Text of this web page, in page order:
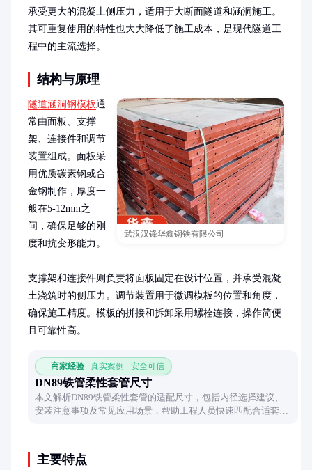
承受更大的混凝土侧压力，适用于大断面隧道和涵洞施工。
其可重复使用的特性也大大降低了施工成本，是现代隧道工
程中的主流选择。
结构与原理
武汉汉锋华鑫钢铁有限公司
隧道涵洞钢模板通
常由面板、支撑
架、连接件和调节
装置组成。面板采
用优质碳素钢或合
金钢制作，厚度一
般在5-12mm之
间，确保足够的刚
度和抗变形能力。
支撑架和连接件则负责将面板固定在设计位置，并承受混凝
土浇筑时的侧压力。调节装置用于微调模板的位置和角度，
确保施工精度。模板的拼接和拆卸采用螺栓连接，操作简便
且可靠性高。
商家经验 真实案例 · 安全可信
DN89铁管柔性套管尺寸
本文解析DN89铁管柔性套管的适配尺寸，包括内径选择建议、
安装注意事项及常见应用场景，帮助工程人员快速匹配合适套
主要特点